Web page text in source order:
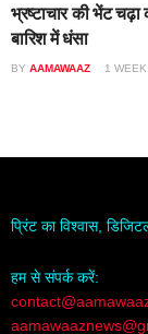
भ्रष्टाचार की भेंट
बारिश में धंसा
BY AAMAWAAZ 1
प्रिंट का विश्वास,
हम से संपर्क करें: